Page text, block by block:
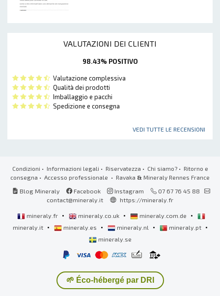
VALUTAZIONI DEI CLIENTI
98.43% POSITIVO
Valutazione complessiva
Qualità dei prodotti
Imballaggio e pacchi
Spedizione e consegna
VEDI TUTTE LE RECENSIONI
Condizioni • Informazioni legali • Riservatezza • Chi siamo?• Ritorno e
consegna • Accesso professionale • Ravaka & Mineraly Rennes France
Blog Mineraly
Facebook Instagram
07 67 76 45 88
contact@mineraly.it
https://mineraly.fr
mineraly.fr • mineraly.co.uk • mineraly.com.de •
mineraly.it • mineraly.es • mineraly.nl • mineraly.pt •
mineraly.se
🌱 Éco-hébergé par DRI